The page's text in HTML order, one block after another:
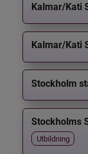
Kalmar/Kati
Kalmar/Kati
Stockholm
Stockholms
Utbildning